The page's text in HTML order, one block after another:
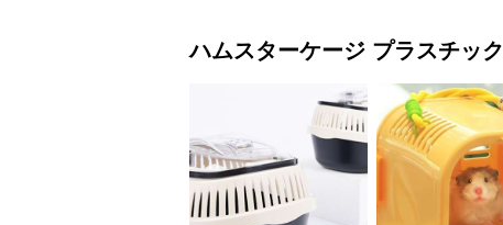
ハムスターケージ プラスチック